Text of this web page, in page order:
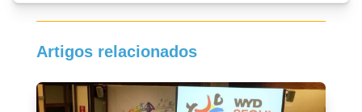
Artigos relacionados